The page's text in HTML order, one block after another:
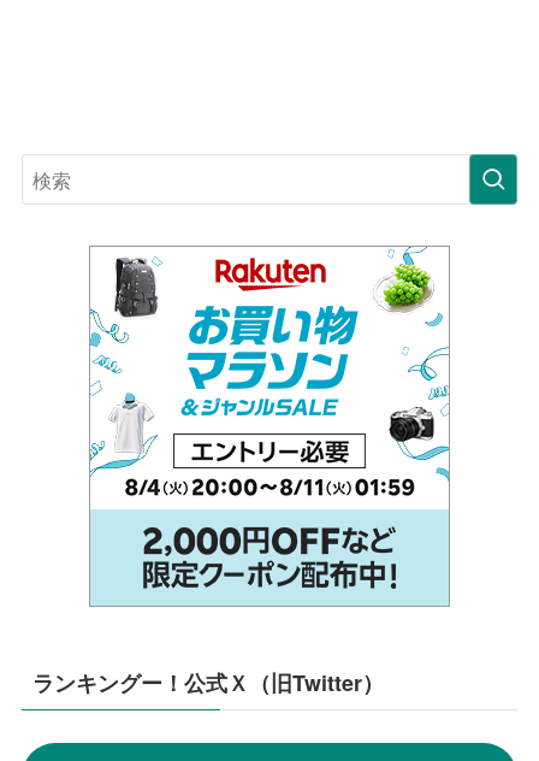
ランキングー！公式Ｘ（旧Twitter）